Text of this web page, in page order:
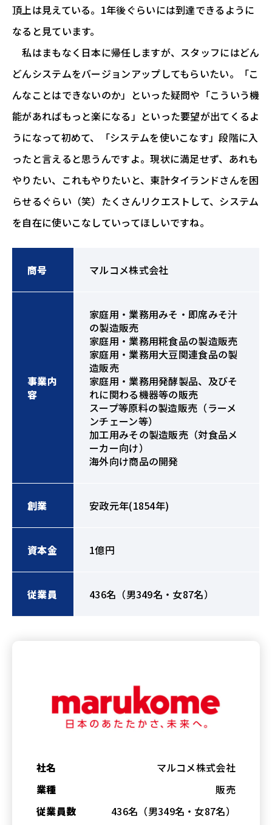
頂上は見えている。1年後ぐらいには到達できるように
なると見ています。
私はまもなく日本に帰任しますが、スタッフにはどん
どんシステムをバージョンアップしてもらいたい。「こ
んなことはできないのか」といった疑問や「こういう機
能があればもっと楽になる」といった要望が出てくるよ
うになって初めて、「システムを使いこなす」段階に入
ったと言えると思うんですよ。現状に満足せず、あれも
やりたい、これもやりたいと、東計タイランドさんを困
らせるぐらい（笑）たくさんリクエストして、システム
を自在に使いこなしていってほしいですね。
商号 マルコメ株式会社
事業内
容
家庭用・業務用みそ・即席みそ汁
の製造販売
家庭用・業務用糀食品の製造販売
家庭用・業務用大豆関連食品の製
造販売
家庭用・業務用発酵製品、及びそ
れに関わる機器等の販売
スープ等原料の製造販売（ラーメ
ンチェーン等）
加工用みその製造販売（対食品メ
ーカー向け）
海外向け商品の開発
創業 安政元年(1854年)
資本金 1億円
従業員 436名（男349名・女87名）
社名
マルコメ株式会社
業種
販売
従業員数
436名（男349名・女87名）